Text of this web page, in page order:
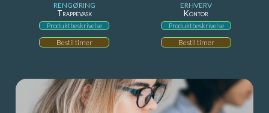
RENGØRING
Trappevask
Produktbeskrivelse
Bestil timer
ERHVERV
Kontor
Produktbeskrivelse
Bestil timer